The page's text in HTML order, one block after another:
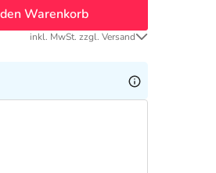
Warenkorb
inkl. MwSt. zzgl. Versand